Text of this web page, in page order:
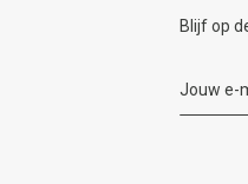
Blijf op